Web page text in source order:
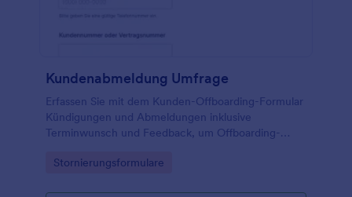
Kundenabmeldung Umfrage
Erfassen Sie mit dem Kunden-Offboarding-Formular
Kündigungen und Abmeldungen inklusive
Terminwunsch und Feedback, um Offboarding-
koordinieren und die datenaufnahme über Jotform
Go to Category:
Stornierungsformulare